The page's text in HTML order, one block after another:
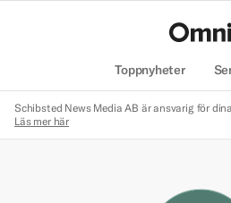
Toppnyheter
Schibsted News Media AB är ansvarig för
Läs mer här